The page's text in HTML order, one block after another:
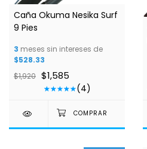
1/ 2
Caña Okuma Nesika Surf
9 Pies
3 meses sin intereses de
$528.33
$1,920 $1,585
(4)